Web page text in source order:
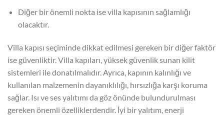
Diğer bir önemli nokta ise villa kapısının sağlamlığı
olacaktır.
Villa kapısı seçiminde dikkat edilmesi gereken bir diğer faktör
ise güvenliktir. Villa kapıları, yüksek güvenlik sunan kilit
sistemleri ile donatılmalıdır. Ayrıca, kapının kalınlığı ve
kullanılan malzemenin dayanıklılığı, hırsızlığa karşı koruma
sağlar. Isı ve ses yalıtımı da göz önünde bulundurulması
gereken önemli özelliklerdendir. İyi bir yalıtım, enerji